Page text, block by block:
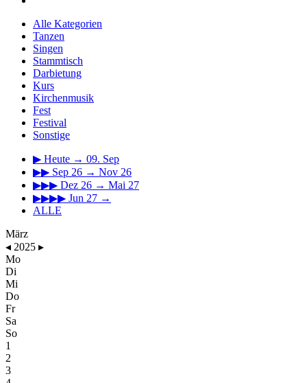
Alle Kategorien
Tanzen
Singen
Stammtisch
Darbietung
Kurs
Kirchenmusik
Fest
Festival
Sonstige
▶ Heute → 09. Sep
▶▶ Sep 26 → Nov 26
▶▶▶ Dez 26 → Mai 27
▶▶▶▶ Jun 27 →
ALLE
März
◂ 2025 ▸
Mo
Di
Mi
Do
Fr
Sa
So
1
2
3